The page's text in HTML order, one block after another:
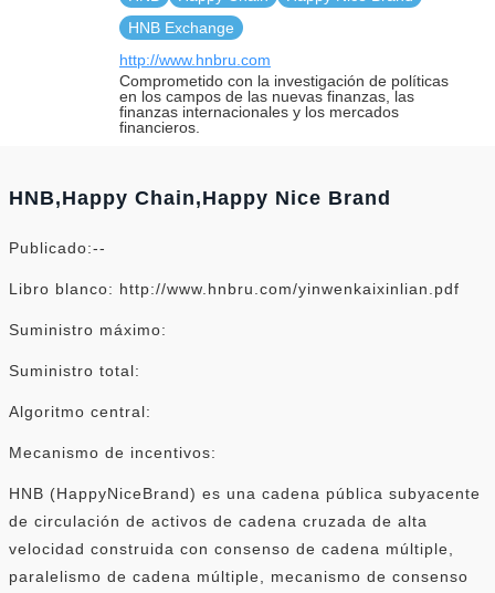
HNB Exchange
http://www.hnbru.com
Comprometido con la investigación de políticas
en los campos de las nuevas finanzas, las
finanzas internacionales y los mercados
financieros.
HNB,Happy Chain,Happy Nice Brand
Publicado:--
Libro blanco: http://www.hnbru.com/yinwenkaixinlian.pdf
Suministro máximo:
Suministro total:
Algoritmo central:
Mecanismo de incentivos:
HNB (HappyNiceBrand) es una cadena pública subyacente
de circulación de activos de cadena cruzada de alta
velocidad construida con consenso de cadena múltiple,
paralelismo de cadena múltiple, mecanismo de consenso